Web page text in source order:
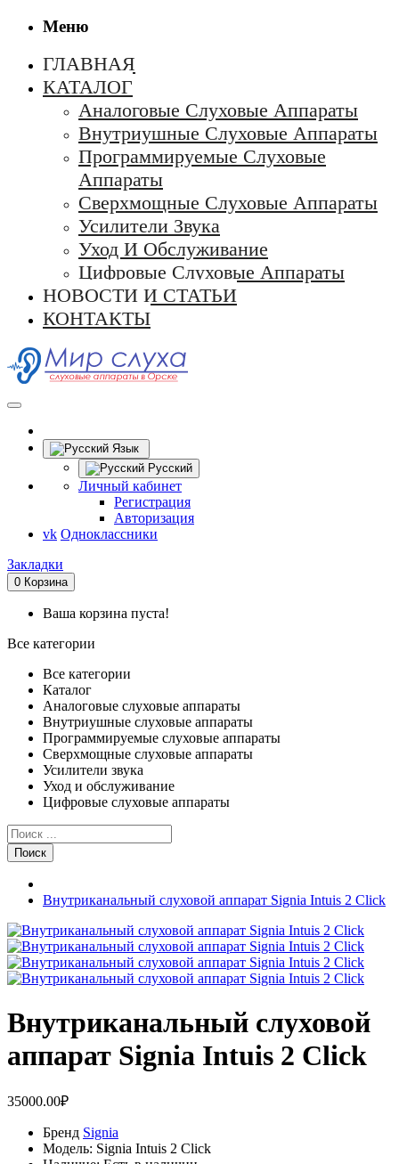
Меню
ГЛАВНАЯ
КАТАЛОГ
Аналоговые Слуховые Аппараты
Внутриушные Слуховые Аппараты
Программируемые Слуховые
Аппараты
Сверхмощные Слуховые Аппараты
Усилители Звука
Уход И Обслуживание
Цифровые Слуховые Аппараты
НОВОСТИ И СТАТЬИ
КОНТАКТЫ
Язык
Русский
Личный кабинет
Регистрация
Авторизация
vk Одноклассники
Закладки
0 Корзина
Ваша корзина пуста!
Все категории
Все категории
Каталог
Аналоговые слуховые аппараты
Внутриушные слуховые аппараты
Программируемые слуховые аппараты
Сверхмощные слуховые аппараты
Усилители звука
Уход и обслуживание
Цифровые слуховые аппараты
Поиск
Внутриканальный слуховой аппарат Signia Intuis 2 Click
Внутриканальный слуховой
аппарат Signia Intuis 2 Click
35000.00₽
Бренд Signia
Модель: Signia Intuis 2 Click